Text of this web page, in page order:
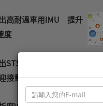
高耐溫車用IMU 提升
度
ST54M安全晶片 助
接量子時代安全需求